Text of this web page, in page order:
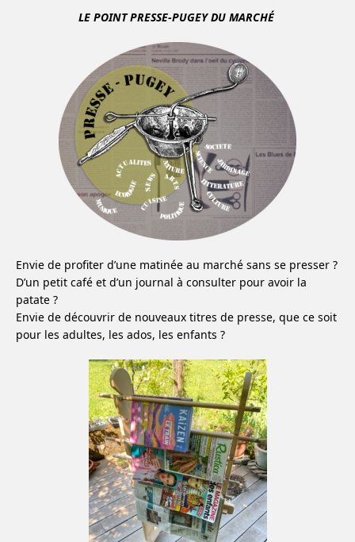
LE POINT PRESSE-PUGEY DU MARCHÉ
Envie de profiter d’une matinée au marché sans se presser ?
D’un petit café et d’un journal à consulter pour avoir la
patate ?
Envie de découvrir de nouveaux titres de presse, que ce soit
pour les adultes, les ados, les enfants ?